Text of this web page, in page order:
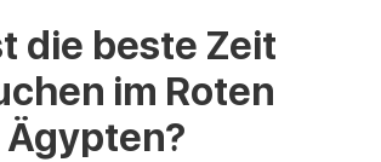
die beste Zeit
im Roten
Ägypten?